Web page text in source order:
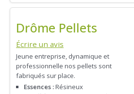
Drôme Pellets
Écrire un avis
Jeune entreprise, dynamique et
professionnelle nos pellets sont
fabriqués sur place.
Essences :Résineux